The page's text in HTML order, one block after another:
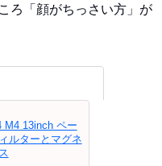
ろ「顔がちっさい方」が
M4 13inch ペー
ルターとマグネ